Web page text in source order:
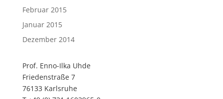
Februar 2015
Januar 2015
Dezember 2014
Prof. Enno-Ilka Uhde
Friedenstraße 7
76133 Karlsruhe